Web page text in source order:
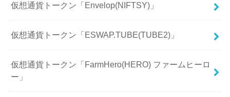
仮想通貨トークン「Envelop(NIFTSY)」
仮想通貨トークン「ESWAP.TUBE(TUBE2)」
仮想通貨トークン「FarmHero(HERO) ファームヒーロ
ー」